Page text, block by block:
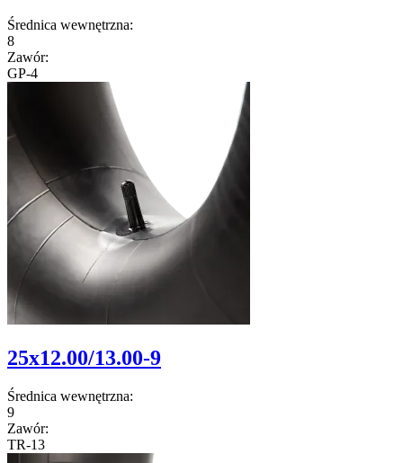
Średnica wewnętrzna:
8
Zawór:
GP-4
25x12.00/13.00-9
Średnica wewnętrzna:
9
Zawór:
TR-13